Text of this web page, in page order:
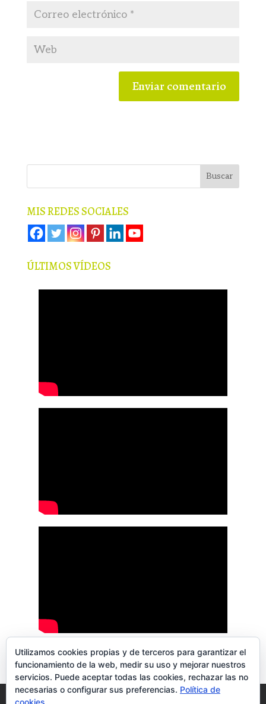
MIS REDES SOCIALES
ÚLTIMOS VÍDEOS
Blog
Utilizamos cookies propias y de terceros para garantizar el
funcionamiento de la web, medir su uso y mejorar nuestros
servicios. Puede aceptar todas las cookies, rechazar las no
necesarias o configurar sus preferencias. Política de
cookies